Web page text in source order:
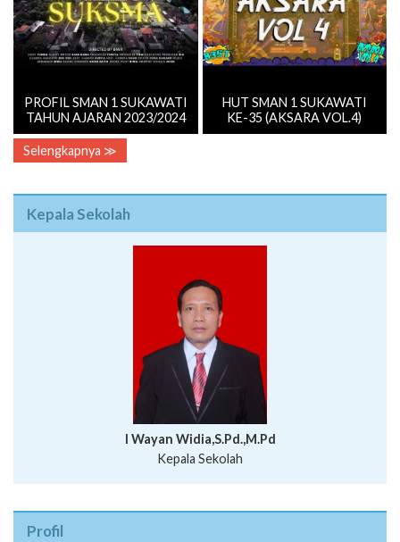
PROFIL SMAN 1 SUKAWATI
TAHUN AJARAN 2023/2024
HUT SMAN 1 SUKAWATI
KE-35 (AKSARA VOL.4)
Selengkapnya ≫
Kepala Sekolah
I Wayan Widia,S.Pd.,M.Pd
Kepala Sekolah
Profil